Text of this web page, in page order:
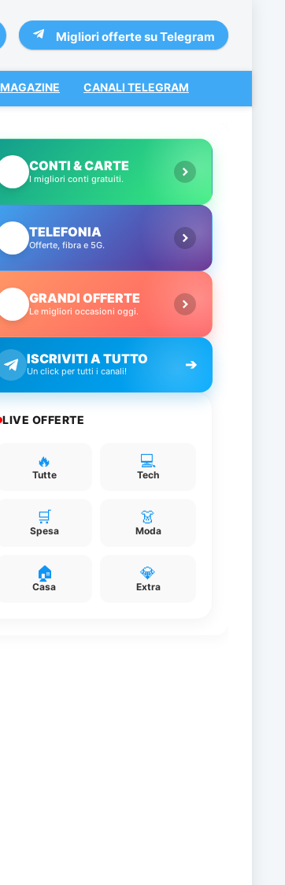
Migliori offerte su Telegram
MAGAZINE CANALI TELEGRAM
CONTI & CARTE
I migliori conti gratuiti.
TELEFONIA
Offerte, fibra e 5G.
GRANDI OFFERTE
Le migliori occasioni oggi.
ISCRIVITI A TUTTO
Un click per tutti i canali! ➔
LIVE OFFERTE
🔥
Tutte
💻
Tech
🛒
Spesa
👗
Moda
🏠
Casa
💎
Extra